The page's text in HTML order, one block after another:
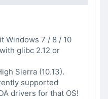
Windows 7 / 8 / 10
glibc 2.12 or
Sierra (10.13).
supported
drivers for that OS!